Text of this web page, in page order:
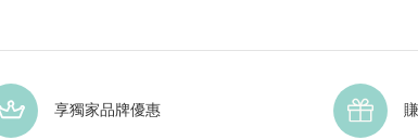
享獨家品牌優惠